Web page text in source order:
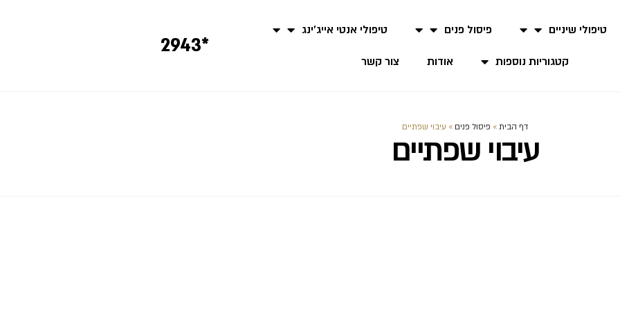
טיפולי שיניים פיסול פנים טיפולי אנטי אייג'ינג
קטגוריות נוספות אודות צור קשר
*2943
דף הבית» פיסול פנים» עיבוי שפתיים
עיבוי שפתיים